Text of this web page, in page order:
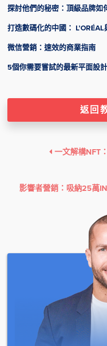
探討他們的秘密：頂級品牌如
打造數碼化的中國：
微信營銷：速效的商業指南
5個你需要嘗試的最新平面設
返回
一文解構NFT
影響者營銷：吸納25萬